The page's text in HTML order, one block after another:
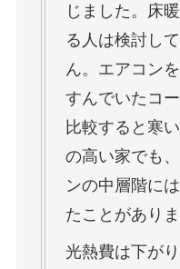
じました。床
る人は検討し
ん。エアコン
すんでいたコ
比較すると寒
の高い家でも
ンの中層階に
たことがありま
光熱費は下が